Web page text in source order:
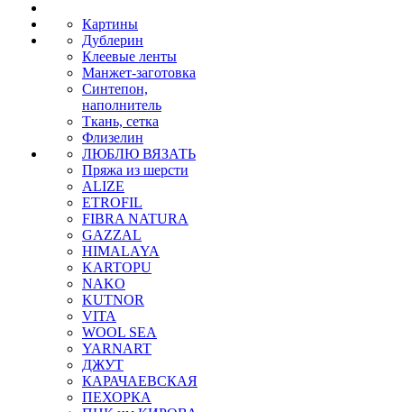
Картины
Дублерин
Клеевые ленты
Манжет-заготовка
Синтепон,
наполнитель
Ткань, сетка
Флизелин
ЛЮБЛЮ ВЯЗАТЬ
Пряжа из шерсти
ALIZE
ETROFIL
FIBRA NATURA
GAZZAL
HIMALAYA
KARTOPU
NAKO
KUTNOR
VITA
WOOL SEA
YARNART
ДЖУТ
КАРАЧАЕВСКАЯ
ПЕХОРКА